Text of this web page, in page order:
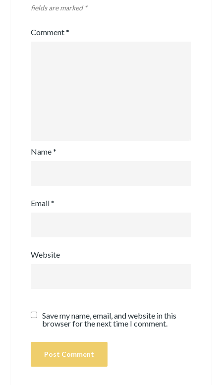
fields are marked *
Comment*
Name*
Email*
Website
Save my name, email, and website in this
browser for the next time I comment.